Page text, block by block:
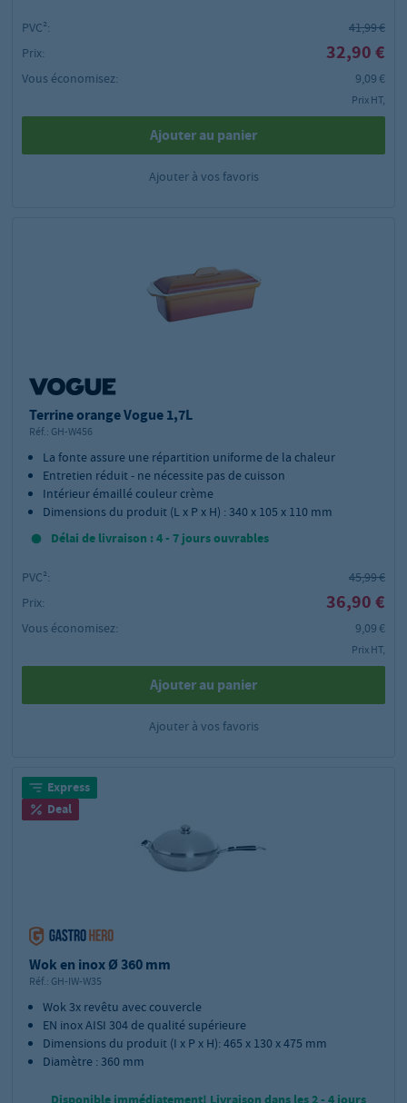
PVC²:
41,99 €
Prix:
32,90 €
Vous économisez: 9,09 €
Prix HT,
Ajouter au panier
Ajouter à vos favoris
Terrine orange Vogue 1,7L
Réf.: GH-W456
La fonte assure une répartition uniforme de la chaleur
Entretien réduit - ne nécessite pas de cuisson
Intérieur émaillé couleur crème
Dimensions du produit (L x P x H) : 340 x 105 x 110 mm
Délai de livraison : 4 - 7 jours ouvrables
PVC²:
45,99 €
Prix:
36,90 €
Vous économisez: 9,09 €
Prix HT,
Ajouter au panier
Ajouter à vos favoris
Express
Deal
Wok en inox Ø 360 mm
Réf.: GH-IW-W35
Wok 3x revêtu avec couvercle
EN inox AISI 304 de qualité supérieure
Dimensions du produit (I x P x H): 465 x 130 x 475 mm
Diamètre : 360 mm